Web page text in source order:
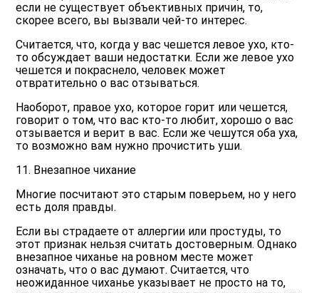
если не существует объективных причин, то,
скорее всего, вы вызвали чей-то интерес.
Считается, что, когда у вас чешется левое ухо, кто-
то обсуждает ваши недостатки. Если же левое ухо
чешется и покраснело, человек может
отвратительно о вас отзываться.
Наоборот, правое ухо, которое горит или чешется,
говорит о том, что вас кто-то любит, хорошо о вас
отзывается и верит в вас. Если же чешутся оба уха,
то возможно вам нужно прочистить уши.
11. Внезапное чихание
Многие посчитают это старым поверьем, но у него
есть доля правды.
Если вы страдаете от аллергии или простуды, то
этот признак нельзя считать достоверным. Однако
внезапное чиханье на ровном месте может
означать, что о вас думают. Считается, что
неожиданное чиханье указывает не просто на то,